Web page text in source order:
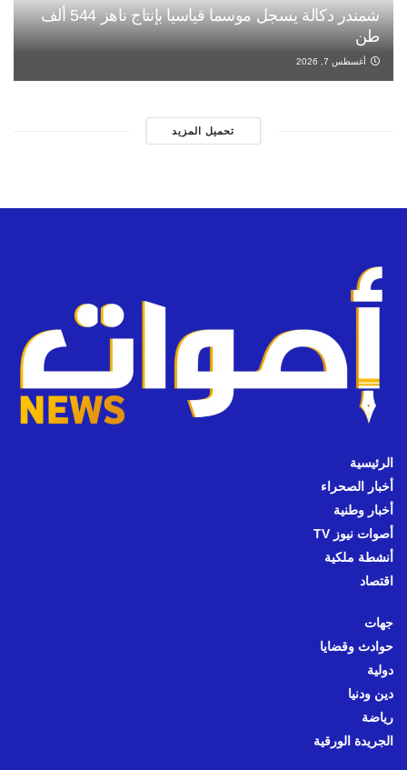
شمندر دكالة يسجل موسما قياسيا بإنتاج ناهز 544 ألف
طن
أغسطس 7, 2026
تحميل المزيد
الرئيسية
أخبار الصحراء
أخبار وطنية
أصوات نيوز TV
أنشطة ملكية
اقتصاد
جهات
حوادث وقضايا
دولية
دين ودنيا
رياضة
الجريدة الورقية